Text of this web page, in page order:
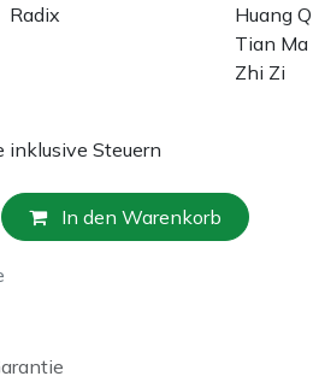
Radix
Huang
Tian Ma
Zhi Zi
inklusive Steuern
In den Warenkorb